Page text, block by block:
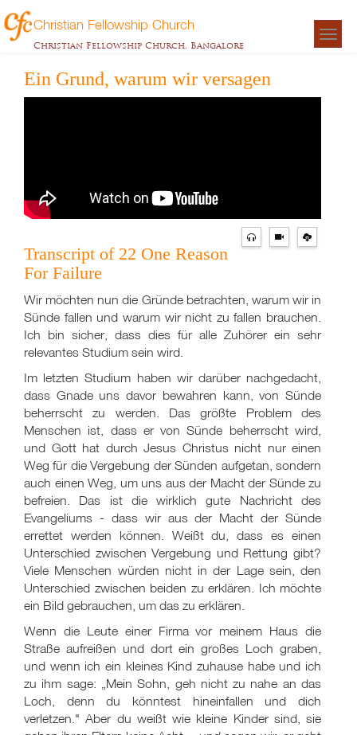
Christian Fellowship Church
Christian Fellowship Church, Bangalore
Ein Grund, warum wir versagen
Transcript of 22 One Reason
For Failure
Wir möchten nun die Gründe betrachten, warum wir in
Sünde fallen und warum wir nicht zu fallen brauchen.
Ich bin sicher, dass dies für alle Zuhörer ein sehr
relevantes Studium sein wird.
Im letzten Studium haben wir darüber nachgedacht,
dass Gnade uns davor bewahren kann, von Sünde
beherrscht zu werden. Das größte Problem des
Menschen ist, dass er von Sünde beherrscht wird,
und Gott hat durch Jesus Christus nicht nur einen
Weg für die Vergebung der Sünden aufgetan, sondern
auch einen Weg, um uns aus der Macht der Sünde zu
befreien. Das ist die wirklich gute Nachricht des
Evangeliums - dass wir aus der Macht der Sünde
errettet werden können. Weißt du, dass es einen
Unterschied zwischen Vergebung und Rettung gibt?
Viele Menschen würden nicht in der Lage sein, den
Unterschied zwischen beiden zu erklären. Ich möchte
ein Bild gebrauchen, um das zu erklären.
Wenn die Leute einer Firma vor meinem Haus die
Straße aufreißen und dort ein großes Loch graben,
und wenn ich ein kleines Kind zuhause habe und ich
zu ihm sage: „Mein Sohn, geh nicht zu nahe an das
Loch, denn du könntest hineinfallen und dich
verletzen." Aber du weißt wie kleine Kinder sind, sie